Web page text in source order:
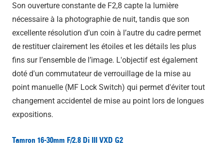
Son ouverture constante de F2,8 capte la lumière
nécessaire à la photographie de nuit, tandis que son
excellente résolution d’un coin à l’autre du cadre permet
de restituer clairement les étoiles et les détails les plus
fins sur l’ensemble de l’image. L'objectif est également
doté d'un commutateur de verrouillage de la mise au
point manuelle (MF Lock Switch) qui permet d'éviter tout
changement accidentel de mise au point lors de longues
expositions.
Tamron 16-30mm F/2.8 Di III VXD G2